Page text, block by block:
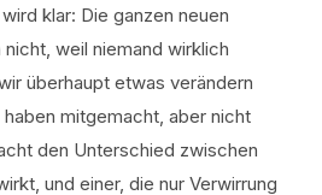
klar: Die ganzen neuen
weil niemand wirklich
überhaupt etwas verändern
mitgemacht, aber nicht
den Unterschied zwischen
und einer, die nur Verwirrung